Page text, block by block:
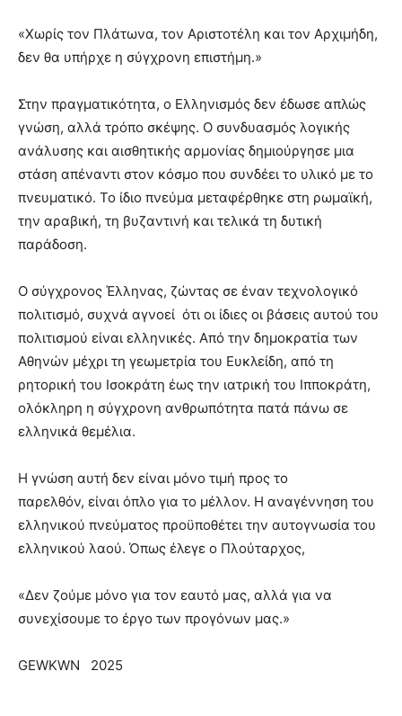
«Χωρίς τον Πλάτωνα, τον Αριστοτέλη και τον Αρχιμήδη,
δεν θα υπήρχε η σύγχρονη επιστήμη.»
Στην πραγματικότητα, ο Ελληνισμός δεν έδωσε απλώς
γνώση, αλλά τρόπο σκέψης. Ο συνδυασμός λογικής
ανάλυσης και αισθητικής αρμονίας δημιούργησε μια
στάση απέναντι στον κόσμο που συνδέει το υλικό με το
πνευματικό. Το ίδιο πνεύμα μεταφέρθηκε στη ρωμαϊκή,
την αραβική, τη βυζαντινή και τελικά τη δυτική
παράδοση.
Ο σύγχρονος Έλληνας, ζώντας σε έναν τεχνολογικό
πολιτισμό, συχνά αγνοεί ότι οι ίδιες οι βάσεις αυτού του
πολιτισμού είναι ελληνικές. Από την δημοκρατία των
Αθηνών μέχρι τη γεωμετρία του Ευκλείδη, από τη
ρητορική του Ισοκράτη έως την ιατρική του Ιπποκράτη,
ολόκληρη η σύγχρονη ανθρωπότητα πατά πάνω σε
ελληνικά θεμέλια.
Η γνώση αυτή δεν είναι μόνο τιμή προς το
παρελθόν, είναι όπλο για το μέλλον. Η αναγέννηση του
ελληνικού πνεύματος προϋποθέτει την αυτογνωσία του
ελληνικού λαού. Όπως έλεγε ο Πλούταρχος,
«Δεν ζούμε μόνο για τον εαυτό μας, αλλά για να
συνεχίσουμε το έργο των προγόνων μας.»
GEWKWN 2025